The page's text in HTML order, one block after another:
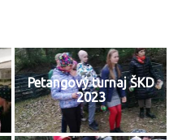
Petangový turnaj ŠKD
2023